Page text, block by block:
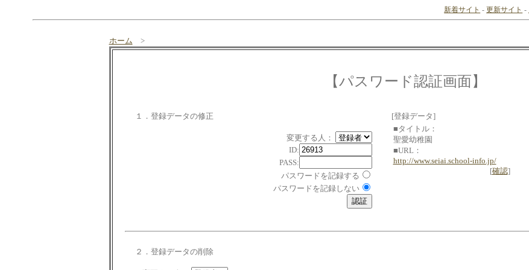
新着サイト -更新サイト -
ホーム >
【パスワード認証画面】
１．登録データの修正
変更する人：
ID:
PASS:
パスワードを記録する
パスワードを記録しない
[登録データ]
■タイトル：
聖愛幼稚園
■URL：
http://www.seiai.school-info.jp/
[確認]
２．登録データの削除